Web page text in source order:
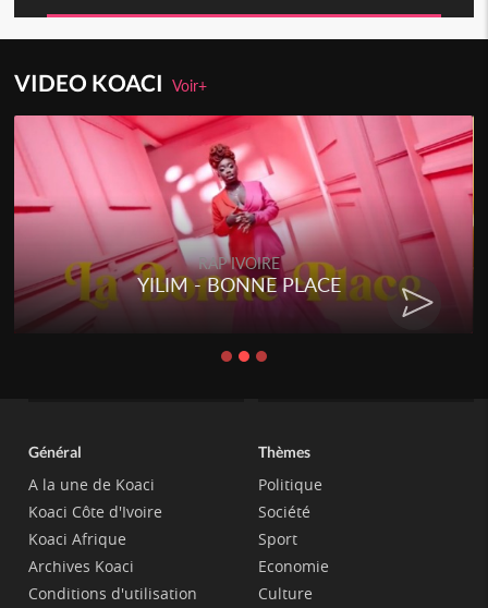
VIDEO KOACIVoir+
RAP IVOIRE
YILIM - BONNE PLACE
Général
A la une de Koaci
Koaci Côte d'Ivoire
Koaci Afrique
Archives Koaci
Conditions d'utilisation
Thèmes
Politique
Société
Sport
Economie
Culture